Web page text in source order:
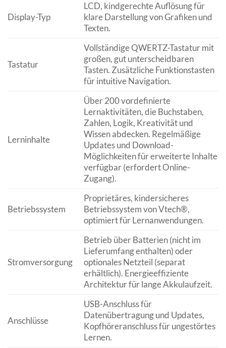
Display-Typ
LCD, kindgerechte Auflösung für
klare Darstellung von Grafiken und
Texten.
Tastatur
Vollständige QWERTZ-Tastatur mit
großen, gut unterscheidbaren
Tasten. Zusätzliche Funktionstasten
für intuitive Navigation.
Lerninhalte
Über 200 vordefinierte
Lernaktivitäten, die Buchstaben,
Zahlen, Logik, Kreativität und
Wissen abdecken. Regelmäßige
Updates und Download-
Möglichkeiten für erweiterte Inhalte
verfügbar (erfordert Online-
Zugang).
Betriebssystem
Proprietäres, kindersicheres
Betriebssystem von Vtech®,
optimiert für Lernanwendungen.
Stromversorgung
Betrieb über Batterien (nicht im
Lieferumfang enthalten) oder
optionales Netzteil (separat
erhältlich). Energieeffiziente
Architektur für lange Akkulaufzeit.
Anschlüsse
USB-Anschluss für
Datenübertragung und Updates,
Kopfhöreranschluss für ungestörtes
Lernen.